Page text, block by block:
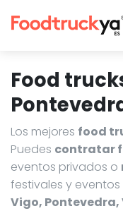
Food
Los mejores food
Puedes contratar
eventos privados o
festivales y
Vigo,